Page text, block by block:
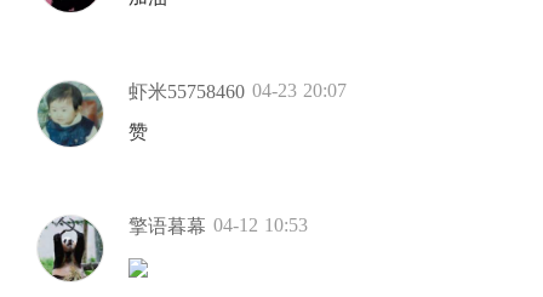
虾米55758460 04-23 20:07
赞
擎语暮幕 04-12 10:53